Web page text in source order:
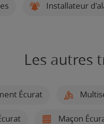
Installateur
Les autres
Écurat
Maçon